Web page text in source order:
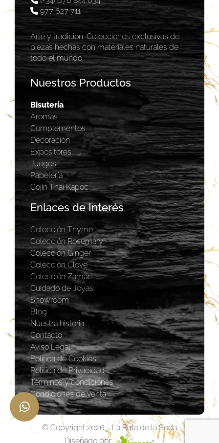
977 627 711
Arte y tradición. Colecciones exclusivas de
piezas hechas con materiales naturales de
todo el mundo.
Nuestros Productos
Bisutería
Aromas
Complementos
Decoración
Expositores
Juegos
Papelería
Cojín Thai Kapoc
Enlaces de Interés
Colección Thyme
Colección Rosemary
Coleccion Ginger
Colección Clove
Colección Zamac
Cuidado de Joyas
Showroom
Blog
Nuestra historia
Contacto
Aviso Legal
Política de Cookies
Política de Privacidad
Términos y condiciones
Condiciones de venta
© Copyright 2026 - La Ruta de la Seda
Diseñado por: